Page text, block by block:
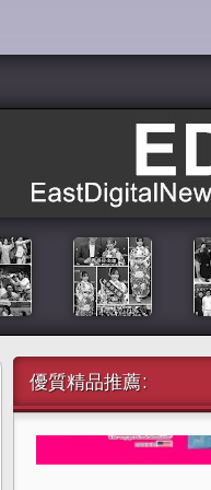
優質精品推薦: